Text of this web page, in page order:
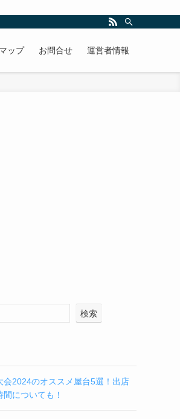
ップ お問合せ 運営者情報
検索
会2024のオススメ屋台5選！出店
についても！